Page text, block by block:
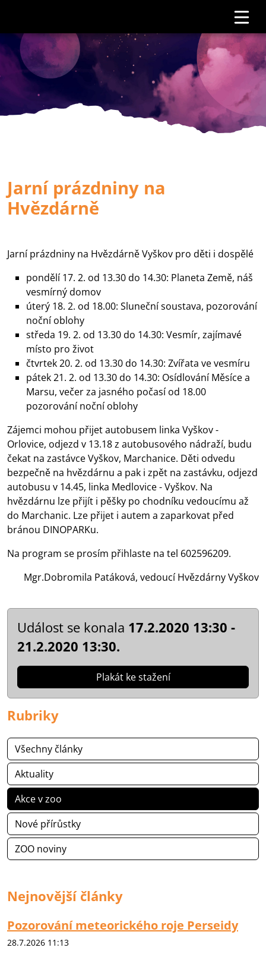
Jarní prázdniny na
Hvězdárně
Jarní prázdniny na Hvězdárně Vyškov pro děti i dospělé
pondělí 17. 2. od 13.30 do 14.30: Planeta Země, náš
vesmírný domov
úterý 18. 2. od 18.00: Sluneční soustava, pozorování
noční oblohy
středa 19. 2. od 13.30 do 14.30: Vesmír, zajímavé
místo pro život
čtvrtek 20. 2. od 13.30 do 14.30: Zvířata ve vesmíru
pátek 21. 2. od 13.30 do 14.30: Osídlování Měsíce a
Marsu, večer za jasného počasí od 18.00
pozorování noční oblohy
Zájemci mohou přijet autobusem linka Vyškov -
Orlovice, odjezd v 13.18 z autobusového nádraží, budu
čekat na zastávce Vyškov, Marchanice. Děti odvedu
bezpečně na hvězdárnu a pak i zpět na zastávku, odjezd
autobusu v 14.45, linka Medlovice - Vyškov. Na
hvězdárnu lze přijít i pěšky po chodníku vedoucímu až
do Marchanic. Lze přijet i autem a zaparkovat před
bránou DINOPARKu.
Na program se prosím přihlaste na tel 602596209.
Mgr.Dobromila Patáková, vedoucí Hvězdárny Vyškov
Událost se konala 17.2.2020 13:30 -
21.2.2020 13:30.
Plakát ke stažení
Rubriky
Všechny články
Aktuality
Akce v zoo
Nové přírůstky
ZOO noviny
Nejnovější články
Pozorování meteorického roje Perseidy
28.7.2026 11:13